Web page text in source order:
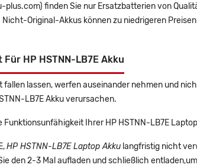
plus.com) finden Sie nur Ersatzbatterien von
Original-Akkus können zu niedrigeren
HP HSTNN-LB7E Akku
fallen lassen, werfen auseinander nehmen und
LB7E Akku verursachen.
Ihrer HP HSTNN-LB7E
HP HSTNN-LB7E Laptop Akku langfristig nicht
den 2-3 Mal aufladen und schließlich